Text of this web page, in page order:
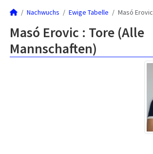
Nachwuchs Ewige Tabelle Masó Erovic
Masó Erovic : Tore (Alle
Mannschaften)